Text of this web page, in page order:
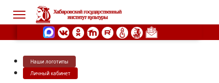
Наши логотипы
Личный кабинет